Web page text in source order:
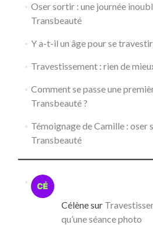
Oser sortir : une journée
Transbeauté
Y a-t-il un âge pour se travestir
Travestissement : rien de
Comment se passe une
Transbeauté ?
Témoignage de Camille : oser
Transbeauté
Célènesur
qu’une séance photo